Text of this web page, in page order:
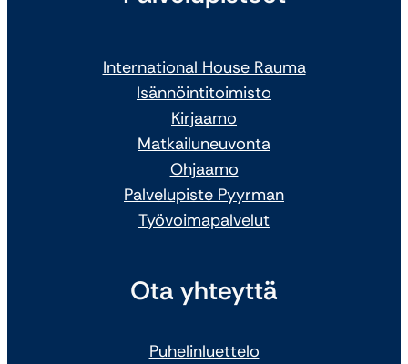
International House Rauma
Isännöintitoimisto
Kirjaamo
Matkailuneuvonta
Ohjaamo
Palvelupiste Pyyrman
Työvoimapalvelut
Ota yhteyttä
Puhelinluettelo